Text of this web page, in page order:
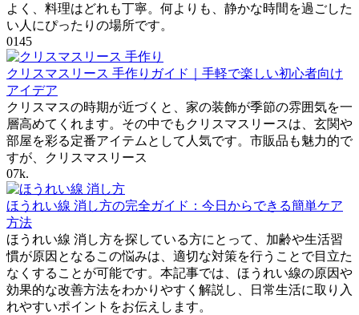
よく、料理はどれも丁寧。何よりも、静かな時間を過ごした
い人にぴったりの場所です。
0145
クリスマスリース 手作りガイド｜手軽で楽しい初心者向け
アイデア
クリスマスの時期が近づくと、家の装飾が季節の雰囲気を一
層高めてくれます。その中でもクリスマスリースは、玄関や
部屋を彩る定番アイテムとして人気です。市販品も魅力的で
すが、クリスマスリース
07k.
ほうれい線 消し方の完全ガイド：今日からできる簡単ケア
方法
ほうれい線 消し方を探している方にとって、加齢や生活習
慣が原因となるこの悩みは、適切な対策を行うことで目立た
なくすることが可能です。本記事では、ほうれい線の原因や
効果的な改善方法をわかりやすく解説し、日常生活に取り入
れやすいポイントをお伝えします。